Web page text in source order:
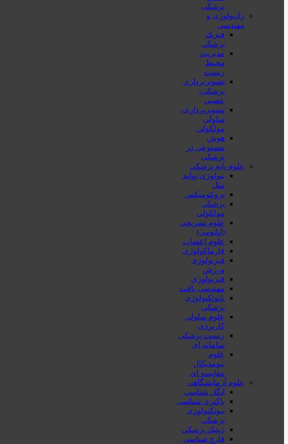
پزشکی
رادیولوژی و
مهندسی
فيزيك
پزشکی
مدیریت
محیط
زیست
تصویربرداری
پزشکی-
عصبی
تصویربرداری-
سلولی
مولکولی
هوش
مصنوعی در
پزشکی
علوم پایه پزشکی
بیولوژی تولید
مثل
پروتئومیکس
پزشکی
مولکولی
علوم تشریحی
(آناتومی)
علوم اعصاب
فارماکولوژی
فیزیولوژی
ورزش
فیزیولوژی
مهندسی بافت
نانوتکنولوژی
پزشکی
علوم سلولی
کاربردی
زیست پزشکی
سامانه ای
علوم
بیومدیکال
مقایسه ای
علوم آزمایشگاهی
انگل شناسی
باکتری شناسی
بیوتکنولوژی
پزشکی
ژنتيك پزشکی
قارچ شناسی